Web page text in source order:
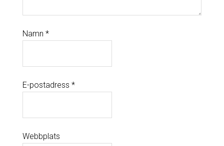
Namn *
E-postadress *
Webbplats